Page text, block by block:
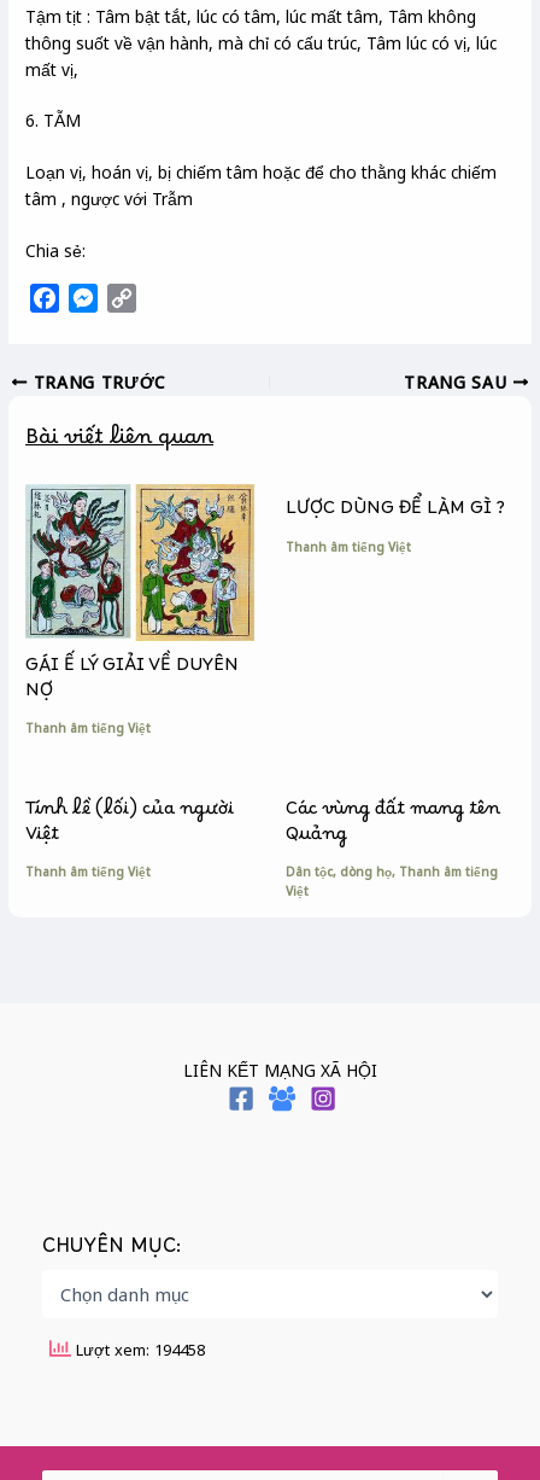
Tậm tịt : Tâm bật tắt, lúc có tâm, lúc mất tâm, Tâm không
thông suốt về vận hành, mà chỉ có cấu trúc, Tâm lúc có vị, lúc
mất vị,
6. TẪM
Loạn vị, hoán vị, bị chiếm tâm hoặc để cho thằng khác chiếm
tâm , ngược với Trẫm
Chia sẻ:
e
o
k
M
s
n
e
r
y
i
k
TRANG TRƯỚC TRANG SAU
Bài viết liên quan
GÁI Ế LÝ GIẢI VỀ DUYÊN
NỢ
Thanh âm tiếng Việt
LƯỢC DÙNG ĐỂ LÀM GÌ ?
Thanh âm tiếng Việt
Tính lề (lối) của người
Việt
Thanh âm tiếng Việt
Các vùng đất mang tên
Quảng
Dân tộc, dòng họ, Thanh âm tiếng
Việt
LIÊN KẾT MẠNG XÃ HỘI
CHUYÊN MỤC:
Lượt xem: 194458